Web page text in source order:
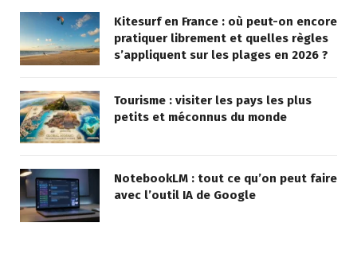
Kitesurf en France : où peut-on encore
pratiquer librement et quelles règles
s’appliquent sur les plages en 2026 ?
Tourisme : visiter les pays les plus
petits et méconnus du monde
NotebookLM : tout ce qu’on peut faire
avec l’outil IA de Google